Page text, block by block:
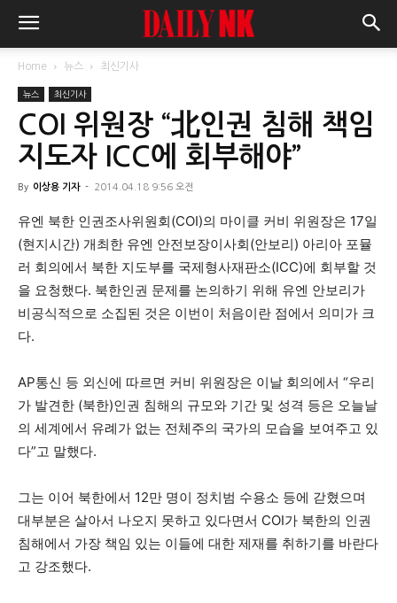
Home 뉴스 최신기사
뉴스 최신기사
COI 위원장 “北인권 침해 책임
지도자 ICC에 회부해야”
By 이상용 기자 - 2014.04.18 9:56 오전
유엔 북한 인권조사위원회(COI)의 마이클 커비 위원장은 17일
(현지시간) 개최한 유엔 안전보장이사회(안보리) 아리아 포뮬
러 회의에서 북한 지도부를 국제형사재판소(ICC)에 회부할 것
을 요청했다. 북한인권 문제를 논의하기 위해 유엔 안보리가
비공식적으로 소집된 것은 이번이 처음이란 점에서 의미가 크
다.
AP통신 등 외신에 따르면 커비 위원장은 이날 회의에서 “우리
가 발견한 (북한)인권 침해의 규모와 기간 및 성격 등은 오늘날
의 세계에서 유례가 없는 전체주의 국가의 모습을 보여주고 있
다”고 말했다.
그는 이어 북한에서 12만 명이 정치범 수용소 등에 갇혔으며
대부분은 살아서 나오지 못하고 있다면서 COI가 북한의 인권
침해에서 가장 책임 있는 이들에 대한 제재를 취하기를 바란다
고 강조했다.